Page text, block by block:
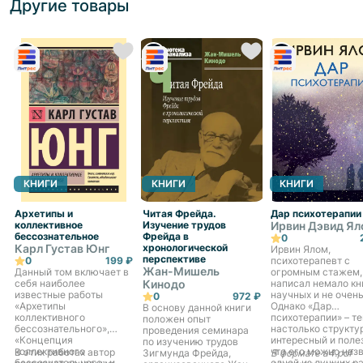
Другие товары
КНИГИ
Архетипы и
коллективное
бессознательное
Карл Густав Юнг
0
199 ₽
Данный том включает в
себя наиболее
известные работы
«Архетипы
коллективного
бессознательного»,
«Концепция
коллективного
В этих работах автор
КНИГИ
Читая Фрейда.
Изучение трудов
Фрейда в
хронологической
перспективе
Жан-Мишель
Кинодо
0
972 ₽
В основу данной книги
положен опыт
проведения семинара
по изучению трудов
Зигмунда Фрейда,
КНИГИ
Дар психотерапии
Ирвин Дэвид
0
Ирвин Ялом,
психотерапевт с
огромным стажем,
написал немало
научных и не
Однако «Дар
психотерапии» –
настолько
интересный и
что его можно
В формате a4.pdf